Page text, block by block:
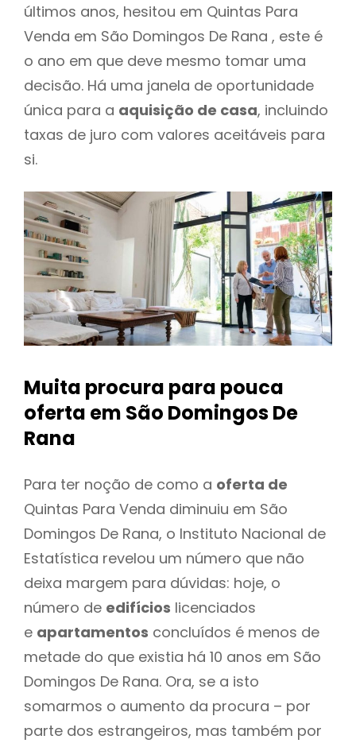
últimos anos, hesitou em Quintas Para
Venda em São Domingos De Rana , este é
o ano em que deve mesmo tomar uma
decisão. Há uma janela de oportunidade
única para a aquisição de casa, incluindo
taxas de juro com valores aceitáveis para
si.
Muita procura para pouca
oferta em São Domingos De
Rana
Para ter noção de como a oferta de
Quintas Para Venda diminuiu em São
Domingos De Rana, o Instituto Nacional de
Estatística revelou um número que não
deixa margem para dúvidas: hoje, o
número de edifícios licenciados
e apartamentos concluídos é menos de
metade do que existia há 10 anos em São
Domingos De Rana. Ora, se a isto
somarmos o aumento da procura – por
parte dos estrangeiros, mas também por